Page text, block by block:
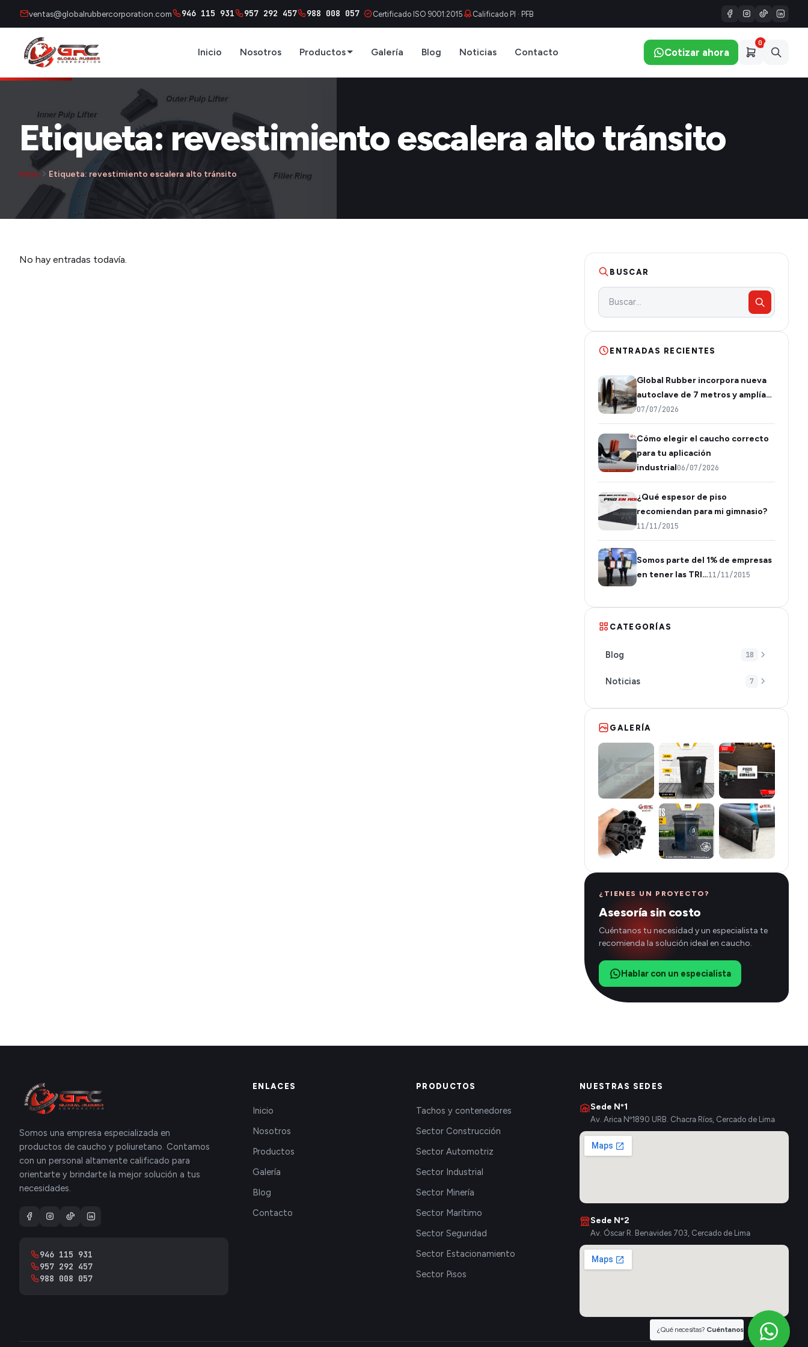
ventas@globalrubbercorporation.com 946 115 931 957 292 457 988 008 057 Certificado ISO 9001:2015 Calificado PI · PFB
Inicio Nosotros Productos Galería Blog Noticias Contacto Cotizar ahora
0
Etiqueta: revestimiento escalera alto tránsito
Inicio Etiqueta: revestimiento escalera alto tránsito
No hay entradas todavía.
BUSCAR
ENTRADAS RECIENTES
Global Rubber incorpora nueva
autoclave de 7 metros y amplía…
07/07/2026
Cómo elegir el caucho correcto
para tu aplicación
industrial06/07/2026
¿Qué espesor de piso
recomiendan para mi gimnasio?
11/11/2015
Somos parte del 1% de empresas
en tener las TRI…11/11/2015
CATEGORÍAS
Blog 18
Noticias 7
GALERÍA
¿TIENES UN PROYECTO?
Asesoría sin costo
Cuéntanos tu necesidad y un especialista te
recomienda la solución ideal en caucho.
Hablar con un especialista
Somos una empresa especializada en
productos de caucho y poliuretano. Contamos
con un personal altamente calificado para
orientarte y brindarte la mejor solución a tus
necesidades.
946 115 931
957 292 457
988 008 057
ENLACES
Inicio
Nosotros
Productos
Galería
Blog
Contacto
PRODUCTOS
Tachos y contenedores
Sector Construcción
Sector Automotriz
Sector Industrial
Sector Minería
Sector Marítimo
Sector Seguridad
Sector Estacionamiento
Sector Pisos
NUESTRAS SEDES
Sede Nº1
Av. Arica Nº1890 URB. Chacra Ríos, Cercado de Lima
Sede Nº2
Av. Óscar R. Benavides 703, Cercado de Lima
¿Qué necesitas? Cuéntanos